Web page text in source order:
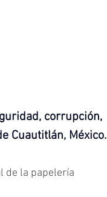
corrupción,
Cuautitlán, México.
de la papelería